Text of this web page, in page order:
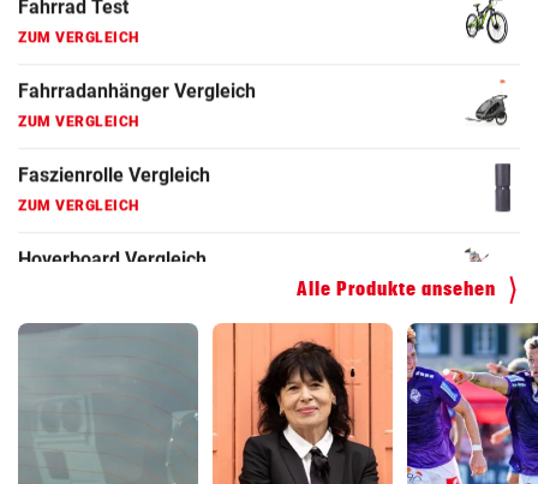
Faszienrolle Vergleich
Hoverboard Vergleich
Kinderfahrrad Vergleich
Alle Produkte ansehen